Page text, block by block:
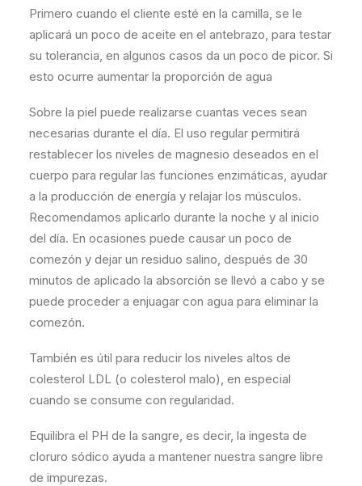
Primero cuando el cliente esté en la camilla, se le
aplicará un poco de aceite en el antebrazo, para testar
su tolerancia, en algunos casos da un poco de picor. Si
esto ocurre aumentar la proporción de agua
Sobre la piel puede realizarse cuantas veces sean
necesarias durante el día. El uso regular permitirá
restablecer los niveles de magnesio deseados en el
cuerpo para regular las funciones enzimáticas, ayudar
a la producción de energía y relajar los músculos.
Recomendamos aplicarlo durante la noche y al inicio
del día. En ocasiones puede causar un poco de
comezón y dejar un residuo salino, después de 30
minutos de aplicado la absorción se llevó a cabo y se
puede proceder a enjuagar con agua para eliminar la
comezón.
También es útil para reducir los niveles altos de
colesterol LDL (o colesterol malo), en especial
cuando se consume con regularidad.
Equilibra el PH de la sangre, es decir, la ingesta de
cloruro sódico ayuda a mantener nuestra sangre libre
de impurezas.